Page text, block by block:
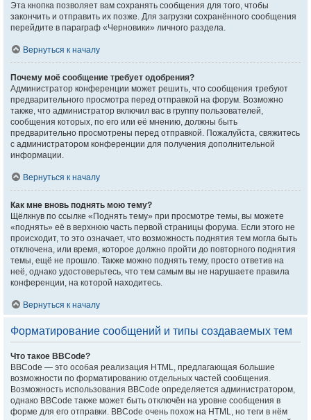
Эта кнопка позволяет вам сохранять сообщения для того, чтобы
закончить и отправить их позже. Для загрузки сохранённого сообщения
перейдите в параграф «Черновики» личного раздела.
Вернуться к началу
Почему моё сообщение требует одобрения?
Администратор конференции может решить, что сообщения требуют
предварительного просмотра перед отправкой на форум. Возможно
также, что администратор включил вас в группу пользователей,
сообщения которых, по его или её мнению, должны быть
предварительно просмотрены перед отправкой. Пожалуйста, свяжитесь
с администратором конференции для получения дополнительной
информации.
Вернуться к началу
Как мне вновь поднять мою тему?
Щёлкнув по ссылке «Поднять тему» при просмотре темы, вы можете
«поднять» её в верхнюю часть первой страницы форума. Если этого не
происходит, то это означает, что возможность поднятия тем могла быть
отключена, или время, которое должно пройти до повторного поднятия
темы, ещё не прошло. Также можно поднять тему, просто ответив на
неё, однако удостоверьтесь, что тем самым вы не нарушаете правила
конференции, на которой находитесь.
Вернуться к началу
Форматирование сообщений и типы создаваемых тем
Что такое BBCode?
BBCode — это особая реализация HTML, предлагающая большие
возможности по форматированию отдельных частей сообщения.
Возможность использования BBCode определяется администратором,
однако BBCode также может быть отключён на уровне сообщения в
форме для его отправки. BBCode очень похож на HTML, но теги в нём